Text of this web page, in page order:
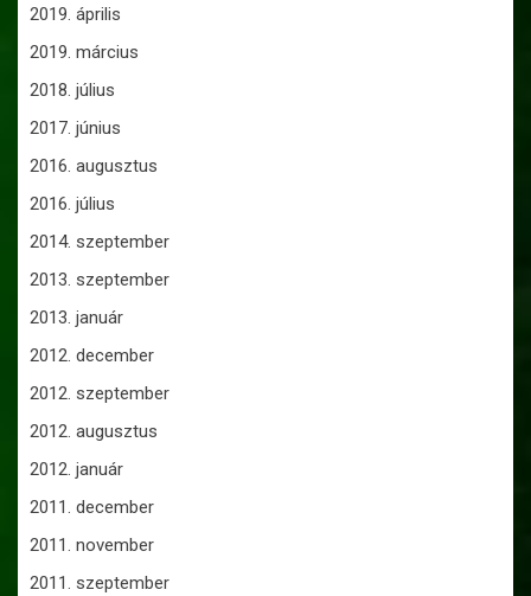
2019. április
2019. március
2018. július
2017. június
2016. augusztus
2016. július
2014. szeptember
2013. szeptember
2013. január
2012. december
2012. szeptember
2012. augusztus
2012. január
2011. december
2011. november
2011. szeptember